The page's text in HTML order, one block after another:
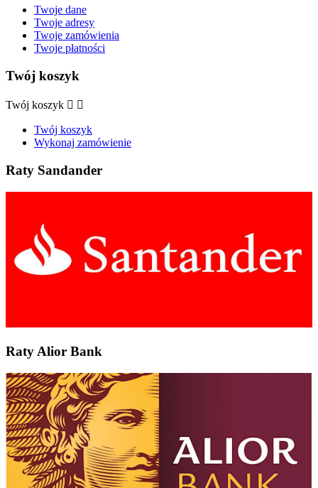
Twoje dane
Twoje adresy
Twoje zamówienia
Twoje płatności
Twój koszyk
Twój koszyk  
Twój koszyk
Wykonaj zamówienie
Raty Sandander
Raty Alior Bank